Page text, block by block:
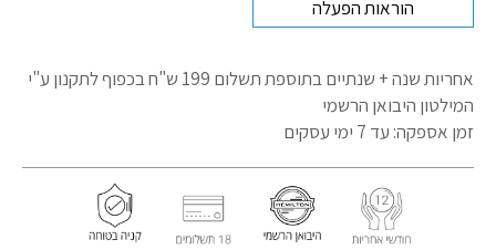
הוראות הפעלה
אחריות שנה + שנתיים בתוספת תשלום 199 ש"ח בכפוף לתקנון
ע"י
המילטון היבואן הרשמי
זמן אספקה: עד 7 ימי עסקים